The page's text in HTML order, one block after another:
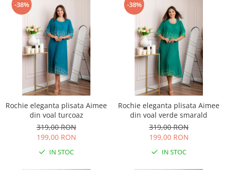
-38%
Rochie eleganta plisata Aimee
din voal turcoaz
319,00 RON
199,00 RON
IN STOC
-38%
Rochie eleganta plisata Aimee
din voal verde smarald
319,00 RON
199,00 RON
IN STOC